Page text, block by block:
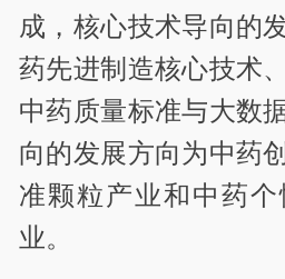
成，核心技术导向的
药先进制造核心技术
中药质量标准与大数
向的发展方向为中药
准颗粒产业和中药
业。